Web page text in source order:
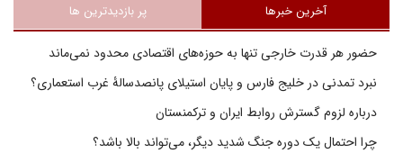
آخرین خبرها پر بازدیدترین ها
حضور هر قدرت خارجی تنها به حوزه‌های اقتصادی محدود نمی‌ماند
نبرد تمدنی در خلیج فارس و پایان استیلای پانصدسالۀ غرب استعماری؟
درباره لزوم گسترش روابط ایران و ترکمنستان
چرا احتمال یک دوره جنگ شدید دیگر، می‌تواند بالا باشد؟